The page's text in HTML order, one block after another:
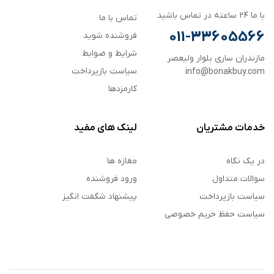
با ما ۲۴ ساعته در تماس باشید
011-33605566
مازندران ساری بلوار ولیعصر
info@bonakbuy.com
تماس با ما
فروشنده شوید
شرایط و ضوابط
سیاست بازپرداخت
کارمزدها
خدمات مشتریان
در یک نگاه
سوالات متداول
سیاست بازپرداخت
سیاست حفظ حریم خصوصی
لینک های مفید
مغازه ها
ورود فروشنده
پیشنهاد شگفت انگیز